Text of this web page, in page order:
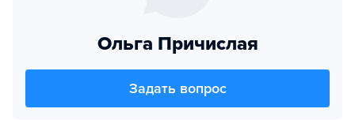
Ольга Причислая
Задать вопрос